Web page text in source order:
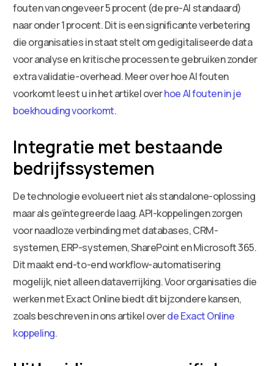
fouten van ongeveer 5 procent (de pre-AI standaard)
naar onder 1 procent. Dit is een significante verbetering
die organisaties in staat stelt om gedigitaliseerde data
voor analyse en kritische processen te gebruiken zonder
extra validatie-overhead. Meer over hoe AI fouten
voorkomt leest u in het artikel overhoe AI fouten in je
boekhouding voorkomt.
Integratie met bestaande
bedrijfssystemen
De technologie evolueert niet als standalone-oplossing
maar als geïntegreerde laag. API-koppelingen zorgen
voor naadloze verbinding met databases, CRM-
systemen, ERP-systemen, SharePoint en Microsoft 365.
Dit maakt end-to-end workflow-automatisering
mogelijk, niet alleen dataverrijking. Voor organisaties die
werken met Exact Online biedt dit bijzondere kansen,
zoals beschreven in ons artikel overde Exact Online
koppeling.